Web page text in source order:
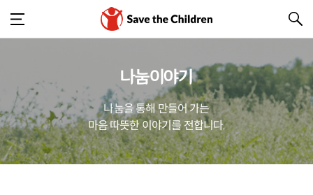
나눔이야기
나눔을 통해 만들어 가는
마음 따뜻한 이야기를 전합니다.